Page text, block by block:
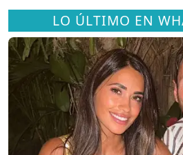
LO ÚLTIMO EN